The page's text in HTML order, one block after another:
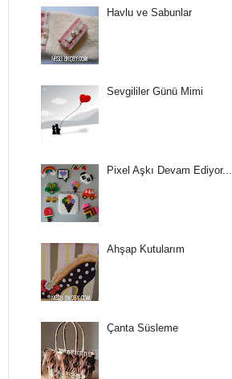
Havlu ve Sabunlar
Sevgililer Günü Mimi
Pixel Aşkı Devam Ediyor...
Ahşap Kutularım
Çanta Süsleme